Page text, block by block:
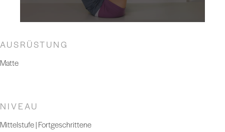
AUSRÜSTUNG
Matte
NIVEAU
Mittelstufe | Fortgeschrittene